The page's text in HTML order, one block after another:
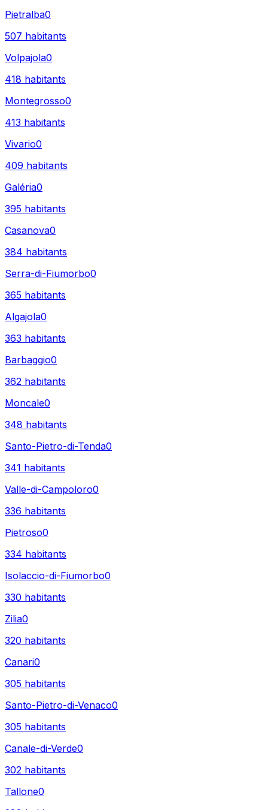
Pietralba0
507 habitants
Volpajola0
418 habitants
Montegrosso0
413 habitants
Vivario0
409 habitants
Galéria0
395 habitants
Casanova0
384 habitants
Serra-di-Fiumorbo0
365 habitants
Algajola0
363 habitants
Barbaggio0
362 habitants
Moncale0
348 habitants
Santo-Pietro-di-Tenda0
341 habitants
Valle-di-Campoloro0
336 habitants
Pietroso0
334 habitants
Isolaccio-di-Fiumorbo0
330 habitants
Zilia0
320 habitants
Canari0
305 habitants
Santo-Pietro-di-Venaco0
305 habitants
Canale-di-Verde0
302 habitants
Tallone0